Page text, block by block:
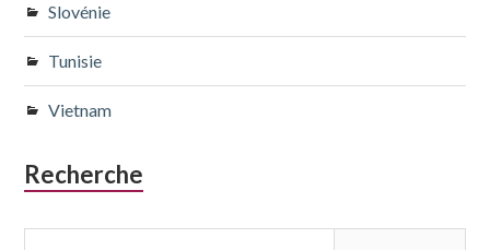
Slovénie
Tunisie
Vietnam
Recherche